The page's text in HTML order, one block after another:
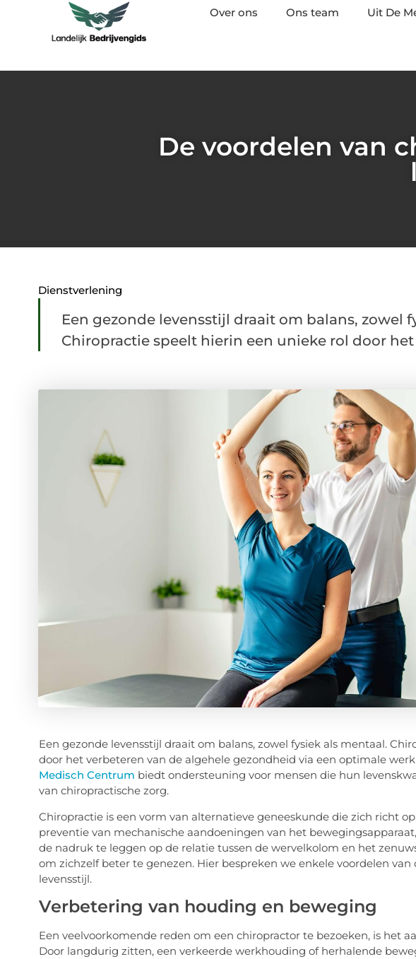
Over ons Ons team Uit De
De voordelen van
Dienstverlening
Een gezonde levensstijl draait om balans, zowel
Chiropractie speelt hierin een unieke rol door het
Een gezonde levensstijl draait om balans, zowel fysiek als mentaal.
door het verbeteren van de algehele gezondheid via een optimale
Medisch Centrum biedt ondersteuning voor mensen die hun
van chiropractische zorg.
Chiropractie is een vorm van alternatieve geneeskunde die zich richt
preventie van mechanische aandoeningen van het
de nadruk te leggen op de relatie tussen de wervelkolom en het
om zichzelf beter te genezen. Hier bespreken we enkele voordelen
levensstijl.
Verbetering van houding en beweging
Een veelvoorkomende reden om een chiropractor te bezoeken, is het
Door langdurig zitten, een verkeerde werkhouding of herhalende